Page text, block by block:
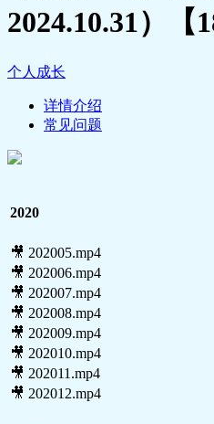
2024.10.31）【
个人成长
详情介绍
常见问题
2020
🎥 202005.mp4
🎥 202006.mp4
🎥 202007.mp4
🎥 202008.mp4
🎥 202009.mp4
🎥 202010.mp4
🎥 202011.mp4
🎥 202012.mp4